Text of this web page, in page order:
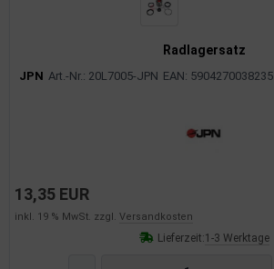
Radlagersatz
JPN Art.-Nr.: 20L7005-JPN EAN: 5904270038235
13,35 EUR
inkl. 19 % MwSt. zzgl. Versandkosten
Lieferzeit:1-3 Werktage